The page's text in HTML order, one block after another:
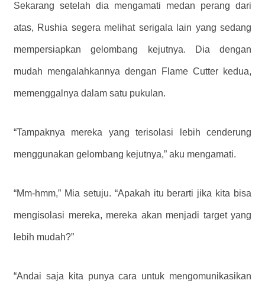
Sekarang setelah dia mengamati medan perang dari
atas, Rushia segera melihat serigala lain yang sedang
mempersiapkan gelombang kejutnya. Dia dengan
mudah mengalahkannya dengan Flame Cutter kedua,
memenggalnya dalam satu pukulan.
“Tampaknya mereka yang terisolasi lebih cenderung
menggunakan gelombang kejutnya,” aku mengamati.
“Mm-hmm,” Mia setuju. “Apakah itu berarti jika kita bisa
mengisolasi mereka, mereka akan menjadi target yang
lebih mudah?”
“Andai saja kita punya cara untuk mengomunikasikan